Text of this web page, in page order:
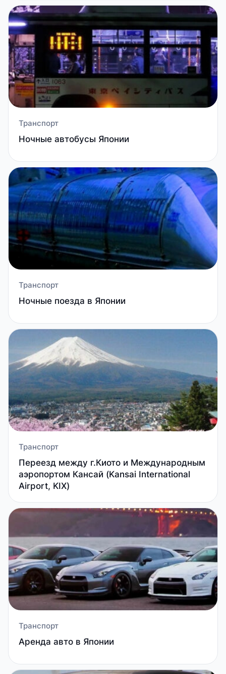
Транспорт
Ночные автобусы Японии
Транспорт
Ночные поезда в Японии
Транспорт
Переезд между г.Киото и Международным
аэропортом Кансай (Kansai International
Airport, KIX)
Транспорт
Аренда авто в Японии